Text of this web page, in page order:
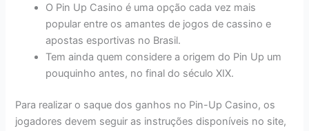
O Pin Up Casino é uma opção cada vez mais
popular entre os amantes de jogos de cassino e
apostas esportivas no Brasil.
Tem ainda quem considere a origem do Pin Up um
pouquinho antes, no final do século XIX.
Para realizar o saque dos ganhos no Pin-Up Casino, os
jogadores devem seguir as instruções disponíveis no site,